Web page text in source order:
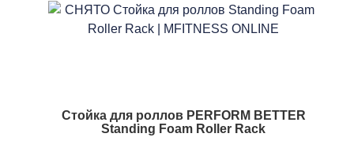
Стойка для роллов PERFORM BETTER
Standing Foam Roller Rack